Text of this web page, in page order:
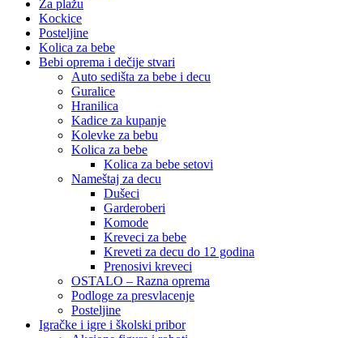
Za plažu
Kockice
Posteljine
Kolica za bebe
Bebi oprema i dečije stvari
Auto sedišta za bebe i decu
Guralice
Hranilica
Kadice za kupanje
Kolevke za bebu
Kolica za bebe
Kolica za bebe setovi
Nameštaj za decu
Dušeci
Garderoberi
Komode
Kreveci za bebe
Kreveti za decu do 12 godina
Prenosivi kreveci
OSTALO – Razna oprema
Podloge za presvlacenje
Posteljine
Igračke i igre i školski pribor